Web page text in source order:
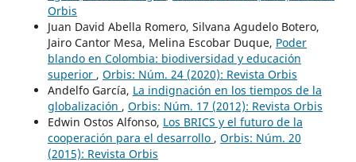
Orbis
Juan David Abella Romero, Silvana Agudelo Botero,
Jairo Cantor Mesa, Melina Escobar Duque, Poder
blando en Colombia: biodiversidad y educación
superior , Orbis: Núm. 24 (2020): Revista Orbis
Andelfo García, La indignación en los tiempos de la
globalización , Orbis: Núm. 17 (2012): Revista Orbis
Edwin Ostos Alfonso, Los BRICS y el futuro de la
cooperación para el desarrollo , Orbis: Núm. 20
(2015): Revista Orbis